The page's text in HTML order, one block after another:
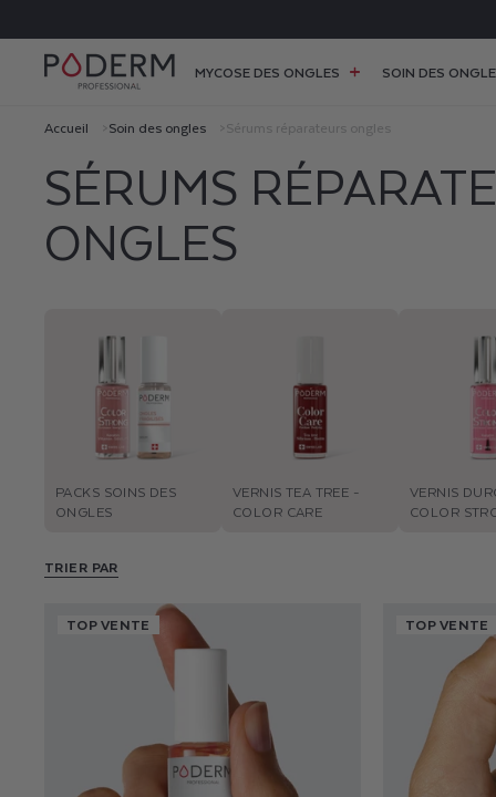
AU
CONTENU
MYCOSE DES ONGLES SOIN DES
Accueil Soin des ongles Sérums réparateurs ongles
SÉRUMS
ONGLES
PACKS SOINS DES
ONGLES
VERNIS TEA TREE -
COLOR CARE
VERNIS
COLOR
TRIER PAR
TOP VENTE TOP VENTE